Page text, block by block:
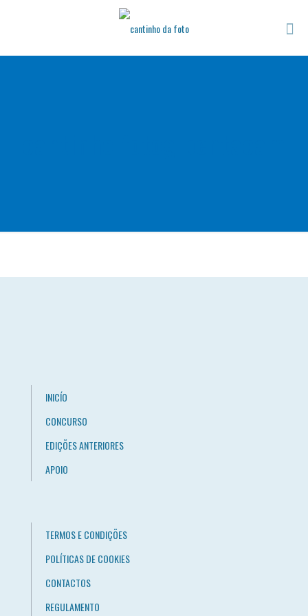
INICÍO
CONCURSO
EDIÇÕES ANTERIORES
APOIO
TERMOS E CONDIÇÕES
POLÍTICAS DE COOKIES
CONTACTOS
REGULAMENTO